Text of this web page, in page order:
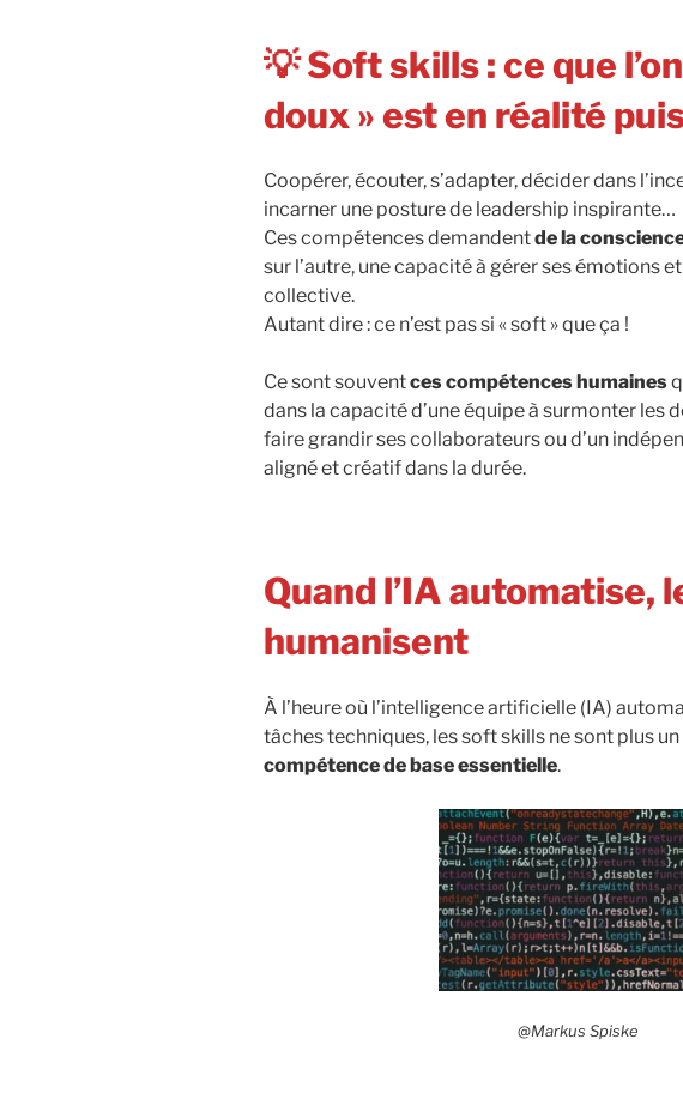
💡 Soft skills : ce que
doux » est en réalité
Coopérer, écouter, s’adapter, décider dans
incarner une posture de leadership inspirante…
Ces compétences demandentde la
sur l’autre, une capacité à gérer ses émotions
collective.
Autant dire : ce n’est pas si « soft » que ça !
Ce sont souventces compétences humaines
dans la capacité d’une équipe à surmonter les
faire grandir ses collaborateurs ou d’un
aligné et créatif dans la durée.
Quand l’IA automatise,
humanisent
À l’heure où l’intelligence artificielle (IA)
tâches techniques, les soft skills ne sont plus un
compétence de base essentielle.
@Markus Spiske